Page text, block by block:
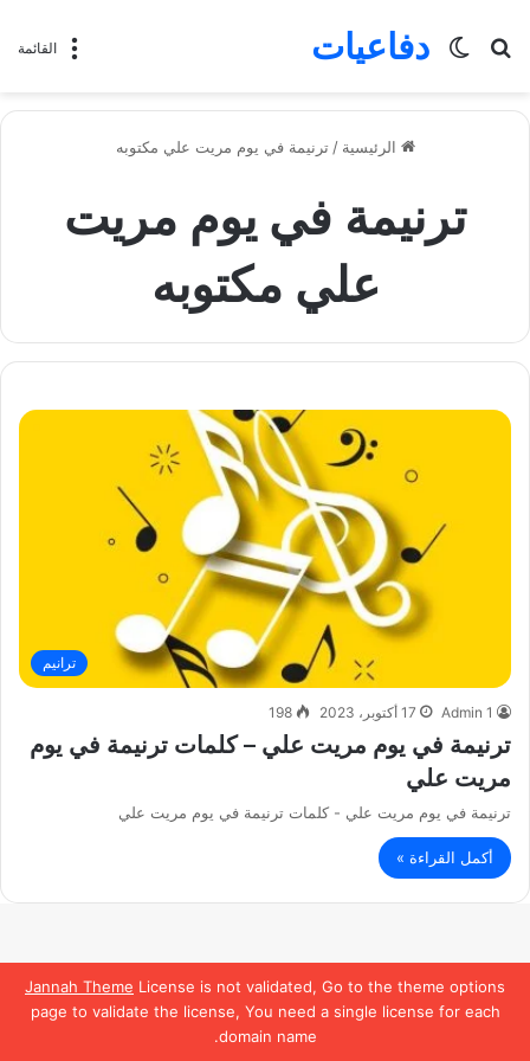
Jannah Theme License is not validated, Go to the theme options
page to validate the license, You need a single license for each
domain name.
القائمة دفاعيات
بحث
الوضع
الرئيسية / ترنيمة في يوم مريت علي مكتوبه
ترنيمة في يوم مريت
علي مكتوبه
ترانيم
Admin 1 17 أكتوبر، 2023 198
ترنيمة في يوم مريت علي – كلمات ترنيمة في يوم
مريت علي
ترنيمة في يوم مريت علي - كلمات ترنيمة في يوم مريت علي
أكمل القراءة »